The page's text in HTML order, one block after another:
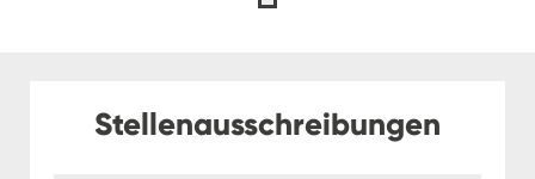
Stellenausschreibungen